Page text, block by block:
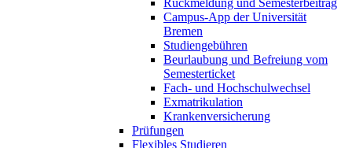
Campus-App der Universität
Bremen
Studiengebühren
Beurlaubung und Befreiung vom
Semesterticket
Fach- und Hochschulwechsel
Exmatrikulation
Krankenversicherung
Prüfungen
Flexibles Studieren